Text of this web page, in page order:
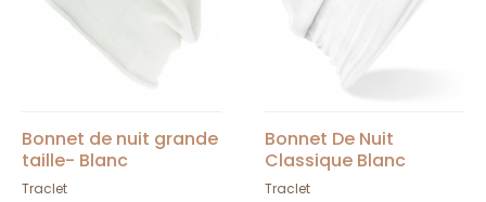
Bonnet de nuit grande
taille- Blanc
Traclet
Bonnet De Nuit
Classique Blanc
Traclet